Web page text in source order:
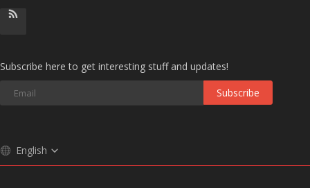
Subscribe here to get interesting stuff and updates!
Subscribe
English